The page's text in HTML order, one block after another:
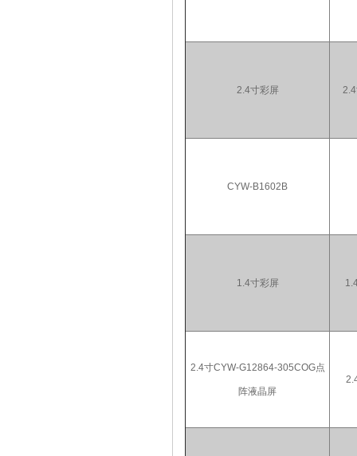
2.4寸彩屏
CYW-B1602B
1.4寸彩屏
2.4寸CYW-G12864-305COG点
阵液晶屏